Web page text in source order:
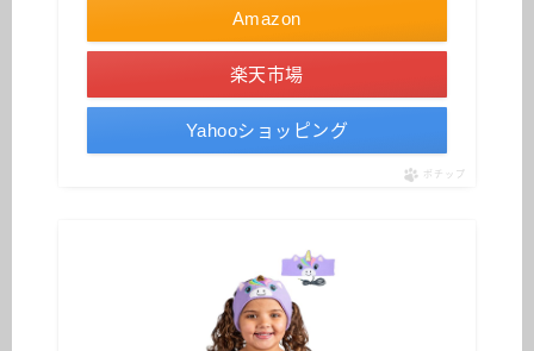
Amazon
楽天市場
Yahooショッピング
ポチップ